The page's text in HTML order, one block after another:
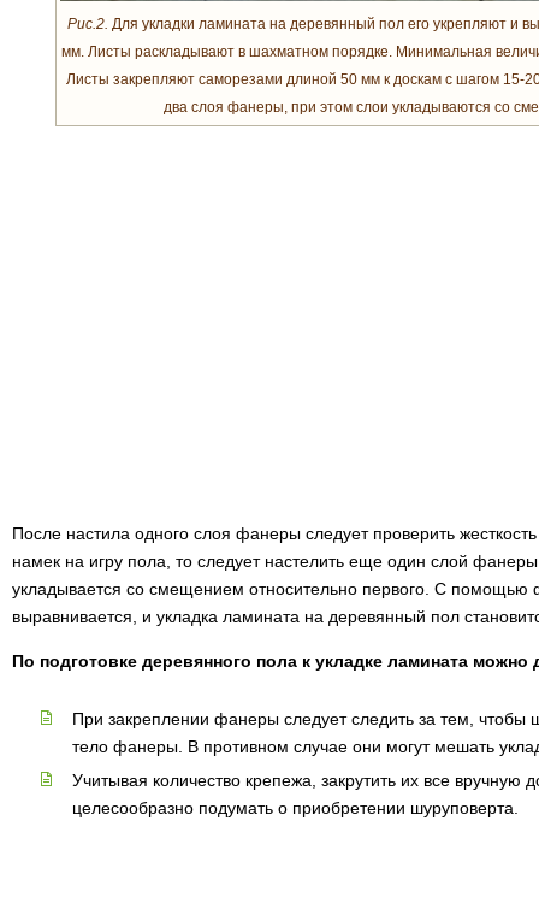
Рис.2. Для укладки ламината на деревянный пол его укрепляют и
мм. Листы раскладывают в шахматном порядке. Минимальная
Листы закрепляют саморезами длиной 50 мм к доскам с шагом 15-
два слоя фанеры, при этом слои укладываются со
После настила одного слоя фанеры следует проверить
намек на игру пола, то следует настелить еще один слой
укладывается со смещением относительно первого. С
выравнивается, и укладка ламината на деревянный пол
По подготовке деревянного пола к укладке ламината можно
При закреплении фанеры следует следить за тем, чтобы
тело фанеры. В противном случае они могут мешать
Учитывая количество крепежа, закрутить их все вручную
целесообразно подумать о приобретении шуруповерта.